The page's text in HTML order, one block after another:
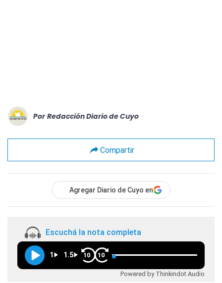
Por Redacción Diario de Cuyo
Compartir
Agregar Diario de Cuyo en
Escuchá la nota completa
1 1.5 10 10
Powered by Thinkindot Audio